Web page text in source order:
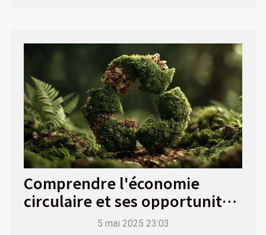
Comprendre l'économie
circulaire et ses opportunités
pour les entreprises
5 mai 2025 23:03